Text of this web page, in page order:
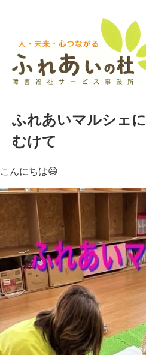
ふれあいマルシェに
むけて
こんにちは😃